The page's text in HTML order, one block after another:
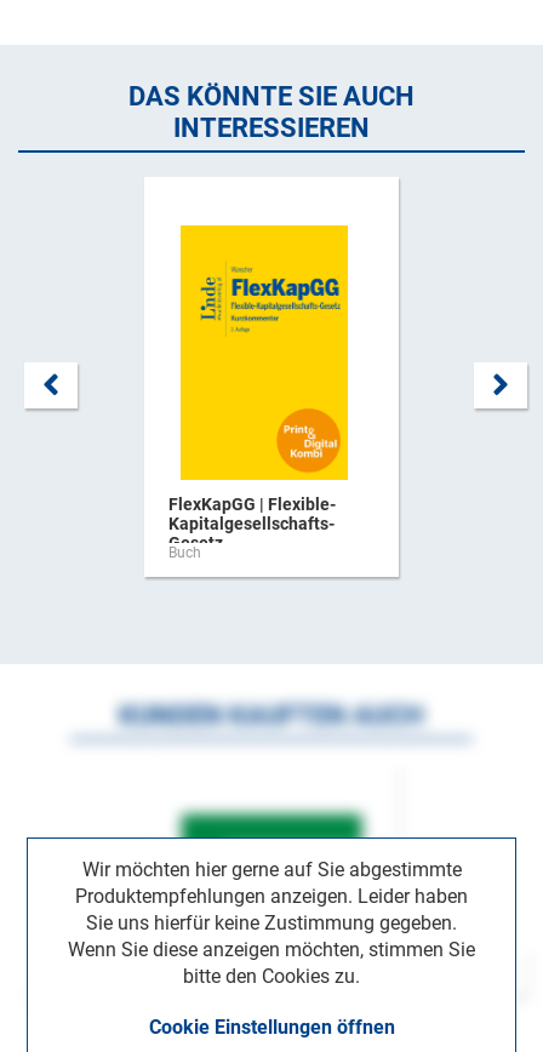
DAS KÖNNTE SIE AUCH
INTERESSIEREN
FlexKapGG | Flexible-
Kapitalgesellschafts-
Gesetz ...
Buch
Wir möchten hier gerne auf Sie abgestimmte
Produktempfehlungen anzeigen. Leider haben
Sie uns hierfür keine Zustimmung gegeben.
Wenn Sie diese anzeigen möchten, stimmen Sie
bitte den Cookies zu.
Cookie Einstellungen öffnen
KUNDEN KAUFTEN AUCH